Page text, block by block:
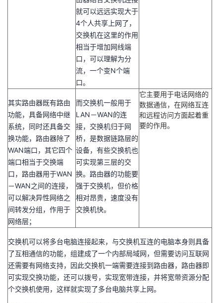
就可以远远实现大于
4个人共享上网了，
交换机在这里的作用
相当于增加网线端
口，可以理解为分
流，一个变N个端
口。
其实路由器既有路由
功能，具备网络中继
系统，同时还具备交
换功能，路由器除了
WAN端口，其它四个
端口相当于交换端
口，路由器用于WAN
－WAN之间的连接，
可以解决异性网络之
间转发分组，作用于
网络层；
而交换机一般用于
LAN－WAN的连
接，交换机归于网
桥，是数据链路层的
设备，有些交换机也
可实现第三层的交
换。路由器的功能要
强于交换机，但价格
相对昂贵，速度没有
交换机快。
它主要用于电话网络的
数据通信，在网络互连
和远程访问方面起着重
要的作用。
交换机可以将多台电脑连接起来，与交换机互连的电脑本身则具备
了互相通信的功能，组建成了一个内部局域网，但需要访问互联网
还需要有网络支持，因此交换机一端需要连接到路由器，路由器即
可实现交换功能，还可以拨号，实现宽带连接，并将宽带资源分配
个交换机使用，这样就实现了多台电脑共享上网。